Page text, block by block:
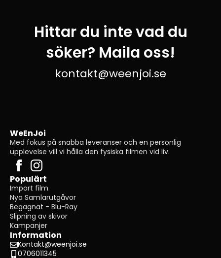
Hittar du inte vad du
söker? Maila oss!
kontakt@weenjoi.se
WeEnJoi
Med fokus på snabba leveranser och en personlig
upplevelse vill vi hålla den fysiska filmen vid liv.
Populärt
Import film
Nya Samlarutgåvor
Begagnat - Blu-Ray
Slipning av skivor
Kampanjer
Information
Kontakt@weenjoi.se
0706011345